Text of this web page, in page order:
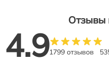
Отзывы
4.91799 отзывов